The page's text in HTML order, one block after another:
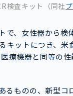
検査キット（同社
、女性器から
キットにつき、
療機器と同等の
るものの、新型